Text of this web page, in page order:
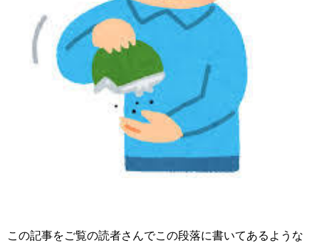
この記事をご覧の読者さんでこの段落に書いてあるような